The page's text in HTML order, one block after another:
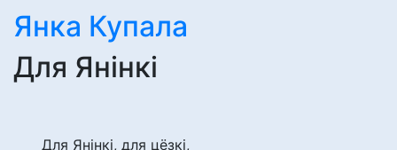
Янка Купала
Для Янінкі
Для Янінкі, для цёзкі,